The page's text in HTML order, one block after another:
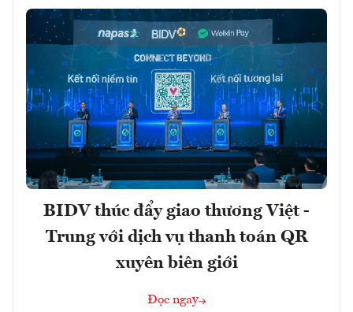
BIDV thúc đẩy giao thương Việt -
Trung với dịch vụ thanh toán QR
xuyên biên giới
Đọc ngay